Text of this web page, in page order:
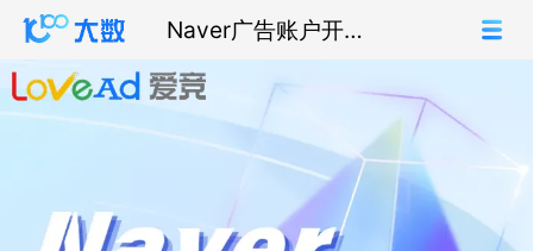
Naver广告账户开户
+代投